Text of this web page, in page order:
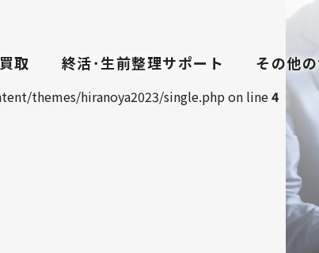
買取 終活･生前整理サポート その他
themes/hiranoya2023/single.php on line4